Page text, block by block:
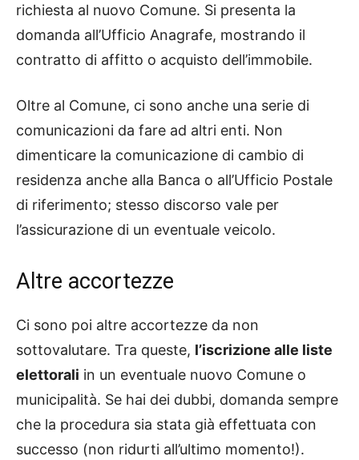
richiesta al nuovo Comune. Si presenta la
domanda all’Ufficio Anagrafe, mostrando il
contratto di affitto o acquisto dell’immobile.
Oltre al Comune, ci sono anche una serie di
comunicazioni da fare ad altri enti. Non
dimenticare la comunicazione di cambio di
residenza anche alla Banca o all’Ufficio Postale
di riferimento; stesso discorso vale per
l’assicurazione di un eventuale veicolo.
Altre accortezze
Ci sono poi altre accortezze da non
sottovalutare. Tra queste, l’iscrizione alle liste
elettorali in un eventuale nuovo Comune o
municipalità. Se hai dei dubbi, domanda sempre
che la procedura sia stata già effettuata con
successo (non ridurti all’ultimo momento!).